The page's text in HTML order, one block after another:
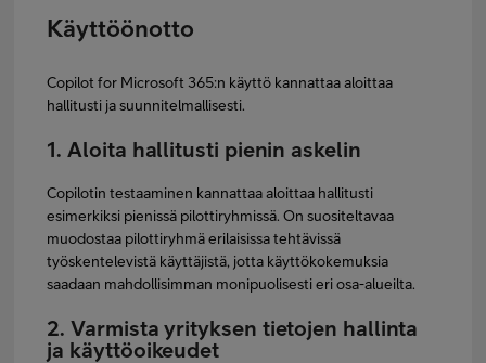
Käyttöönotto
Copilot for Microsoft 365:n käyttö kannattaa aloittaa
hallitusti ja suunnitelmallisesti.
1. Aloita hallitusti pienin askelin
Copilotin testaaminen kannattaa aloittaa hallitusti
esimerkiksi pienissä pilottiryhmissä. On suositeltavaa
muodostaa pilottiryhmä erilaisissa tehtävissä
työskentelevistä käyttäjistä, jotta käyttökokemuksia
saadaan mahdollisimman monipuolisesti eri osa-alueilta.
2. Varmista yrityksen tietojen hallinta
ja käyttöoikeudet